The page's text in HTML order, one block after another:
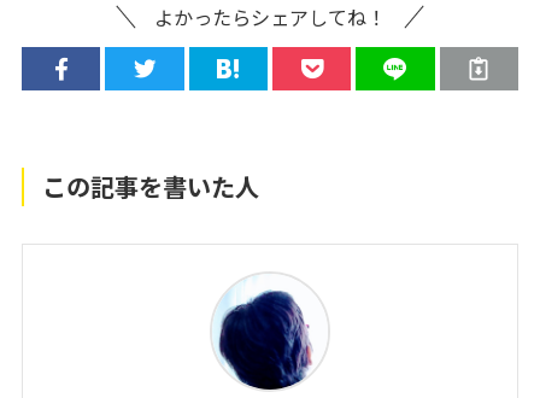
よかったらシェアしてね！
この記事を書いた人